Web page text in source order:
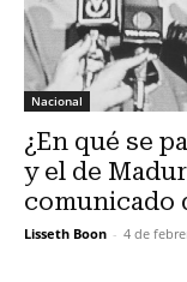
Nacional
¿En qué se
y el de
comunicado
Lisseth Boon - 4 de